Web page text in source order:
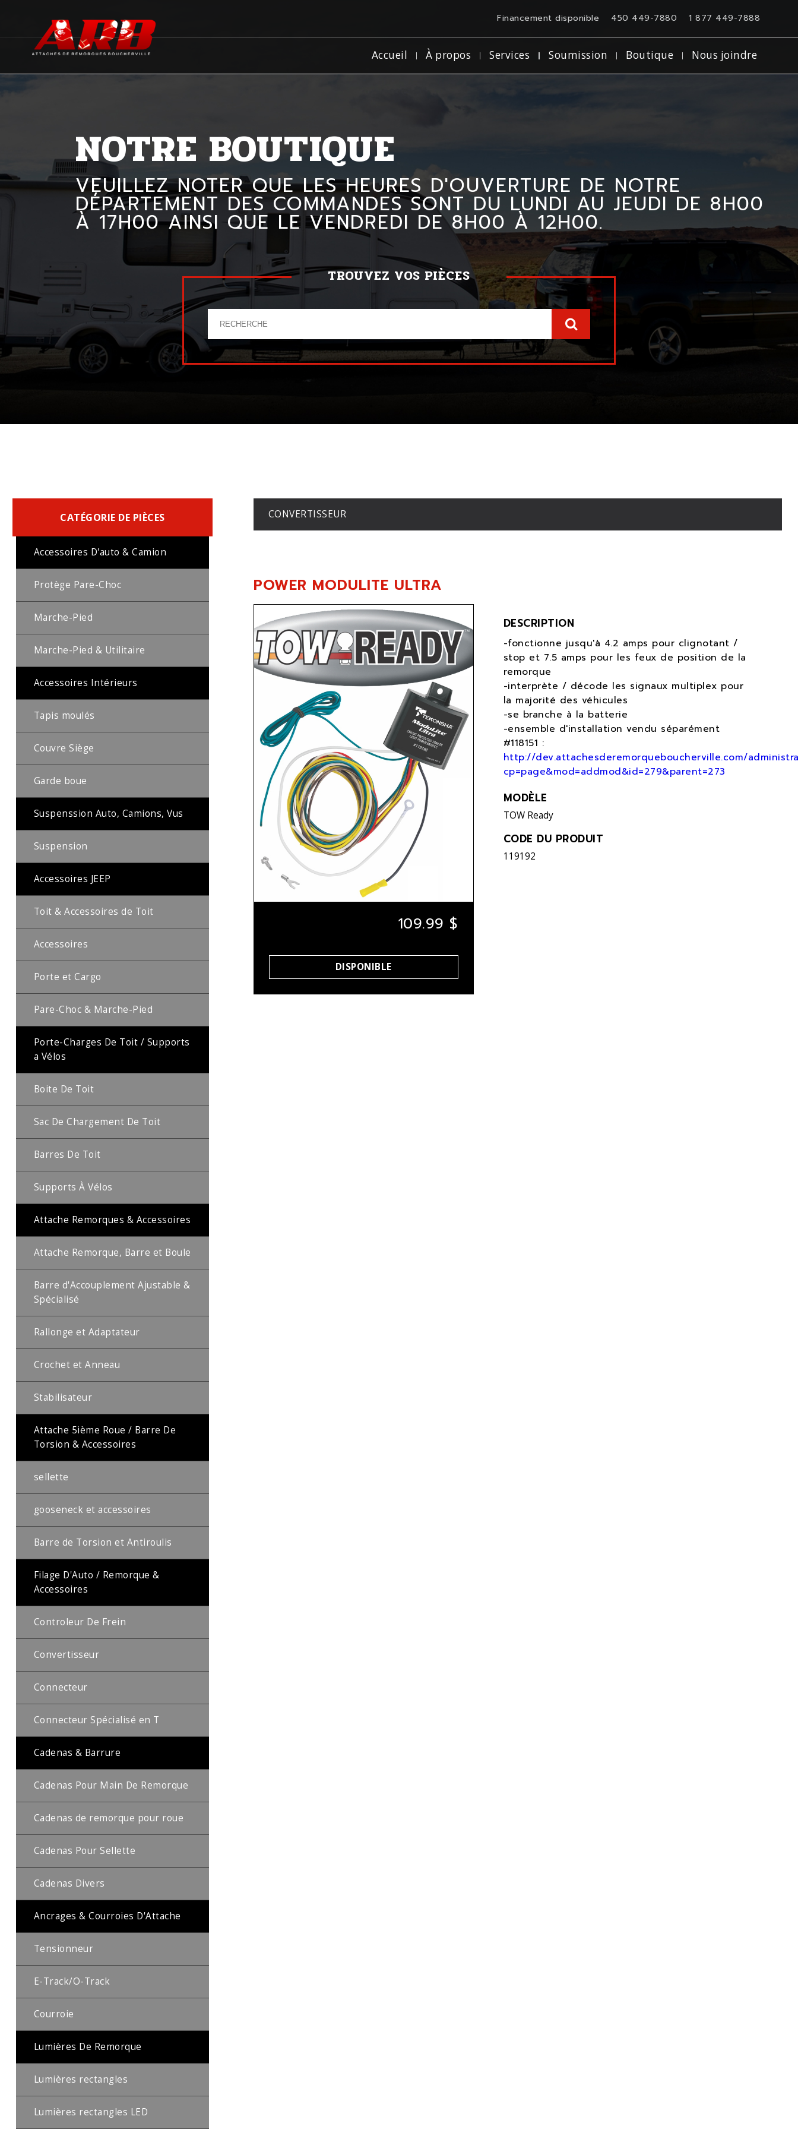
1 877 449-7888
450 449-7880
Financement disponible
Nous joindre
Boutique
Soumission
Services
À propos
Accueil
NOTRE BOUTIQUE
VEUILLEZ NOTER QUE LES HEURES D'OUVERTURE DE NOTRE
DÉPARTEMENT DES COMMANDES SONT DU LUNDI AU JEUDI DE 8H00
À 17H00 AINSI QUE LE VENDREDI DE 8H00 À 12H00.
TROUVEZ VOS PIÈCES
CATÉGORIE DE PIÈCES
Accessoires D'auto & Camion
Protège Pare-Choc
Marche-Pied
Marche-Pied & Utilitaire
Accessoires Intérieurs
Tapis moulés
Couvre Siège
Garde boue
Suspenssion Auto, Camions, Vus
Suspension
Accessoires JEEP
Toit & Accessoires de Toit
Accessoires
Porte et Cargo
Pare-Choc & Marche-Pied
Porte-Charges De Toit / Supports
a Vélos
Boite De Toit
Sac De Chargement De Toit
Barres De Toit
Supports À Vélos
Attache Remorques & Accessoires
Attache Remorque, Barre et Boule
Barre d'Accouplement Ajustable &
Spécialisé
Rallonge et Adaptateur
Crochet et Anneau
Stabilisateur
Attache 5ième Roue / Barre De
Torsion & Accessoires
sellette
gooseneck et accessoires
Barre de Torsion et Antiroulis
Filage D'Auto / Remorque &
Accessoires
Controleur De Frein
Convertisseur
Connecteur
Connecteur Spécialisé en T
Cadenas & Barrure
Cadenas Pour Main De Remorque
Cadenas de remorque pour roue
Cadenas Pour Sellette
Cadenas Divers
Ancrages & Courroies D'Attache
Tensionneur
E-Track/O-Track
Courroie
Lumières De Remorque
Lumières rectangles
Lumières rectangles LED
CONVERTISSEUR
POWER MODULITE ULTRA
109.99 $
DISPONIBLE
DESCRIPTION
-fonctionne jusqu'à 4.2 amps pour clignotant /
stop et 7.5 amps pour les feux de position de la
remorque
-interprète / décode les signaux multiplex pour
la majorité des véhicules
-se branche à la batterie
-ensemble d'installation vendu séparément
#118151 :
http://dev.attachesderemorqueboucherville.com/
cp=page&mod=addmod&id=279&parent=273
MODÈLE
TOW Ready
CODE DU PRODUIT
119192